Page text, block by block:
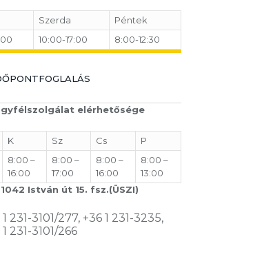
Szerda
Péntek
10:00-17:00 8:00-12:30
elérhetősége
K Sz Cs
P
8:00 –
16:00
8:00 –
17:00
8:00 –
16:00
8:00 –
13:00
1042 István út 15. fsz.(ÜSZI)
231-3101/277, +36 1 231-3235,
231-3101/266